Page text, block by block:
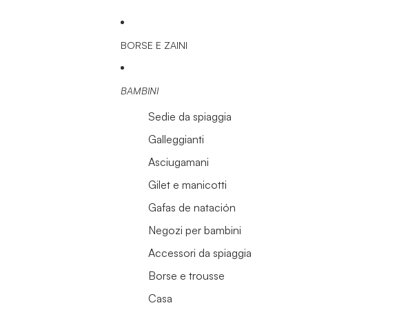
BORSE E ZAINI
BAMBINI
Sedie da spiaggia
Galleggianti
Asciugamani
Gilet e manicotti
Gafas de natación
Negozi per bambini
Accessori da spiaggia
Borse e trousse
Casa